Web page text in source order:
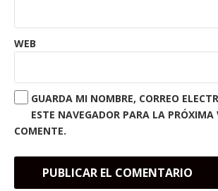
WEB
GUARDA MI NOMBRE, CORREO
ESTE NAVEGADOR PARA LA PRÓXIMA
COMENTE.